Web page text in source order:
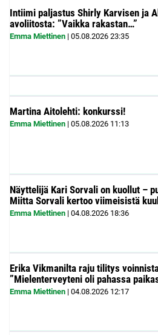
Intiimi paljastus Shirly Karvisen ja
avoliitosta: ”Vaikka rakastan…”
Emma Miettinen | 05.08.2026 23:35
Martina Aitolehti: konkurssi!
Emma Miettinen | 05.08.2026 11:13
Näyttelijä Kari Sorvali on kuollut –
Miitta Sorvali kertoo viimeisistä
Emma Miettinen | 04.08.2026 18:36
Erika Vikmanilta raju tilitys
”Mielenterveyteni oli pahassa
Emma Miettinen | 04.08.2026 12:17